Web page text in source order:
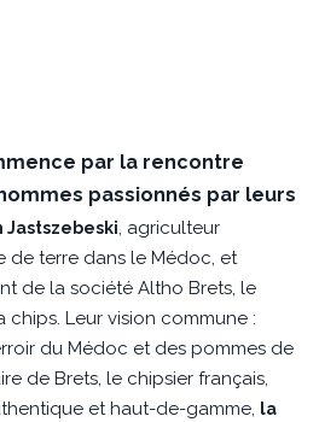
par la rencontre
passionnés par leurs
Jastszebeski, agriculteur
de terre dans le Médoc, et
de la société Altho Brets, le
Leur vision commune :
du Médoc et des pommes de
de Brets, le chipsier français,
et haut-de-gamme, la